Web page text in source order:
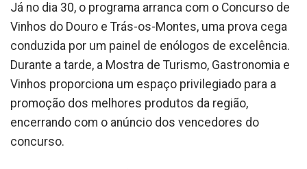
Já no dia 30, o programa arranca com o Concurso de
Vinhos do Douro e Trás-os-Montes, uma prova cega
conduzida por um painel de enólogos de excelência.
Durante a tarde, a Mostra de Turismo, Gastronomia e
Vinhos proporciona um espaço privilegiado para a
promoção dos melhores produtos da região,
encerrando com o anúncio dos vencedores do
concurso.